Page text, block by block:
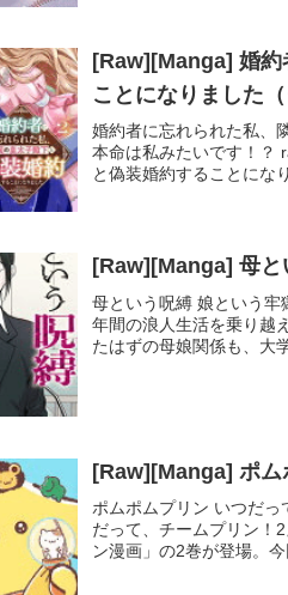
[Raw][Manga] 婚約
ことになりました
婚約者に忘れられた私、
本命は私みたいです！？
と偽装婚約することにな
[Raw][Manga] 母と
母という呪縛 娘という
年間の浪人生活を乗り越
たはずの母娘関係も、大
[Raw][Manga] ポム
ポムポムプリン いつだ
だって、チームプリン！
ン漫画」の2巻が登場。